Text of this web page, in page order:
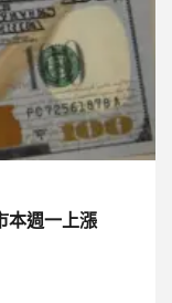
本週一上漲